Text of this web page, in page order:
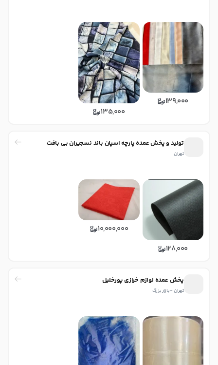
139,000
135,000
تولید و پخش عمده پارچه اسپان باند نسجیران بی بافت
تهران
128,000
10,000,000
پخش عمده لوازم خرازی پورخلیل
تهران - بازار بزرگ